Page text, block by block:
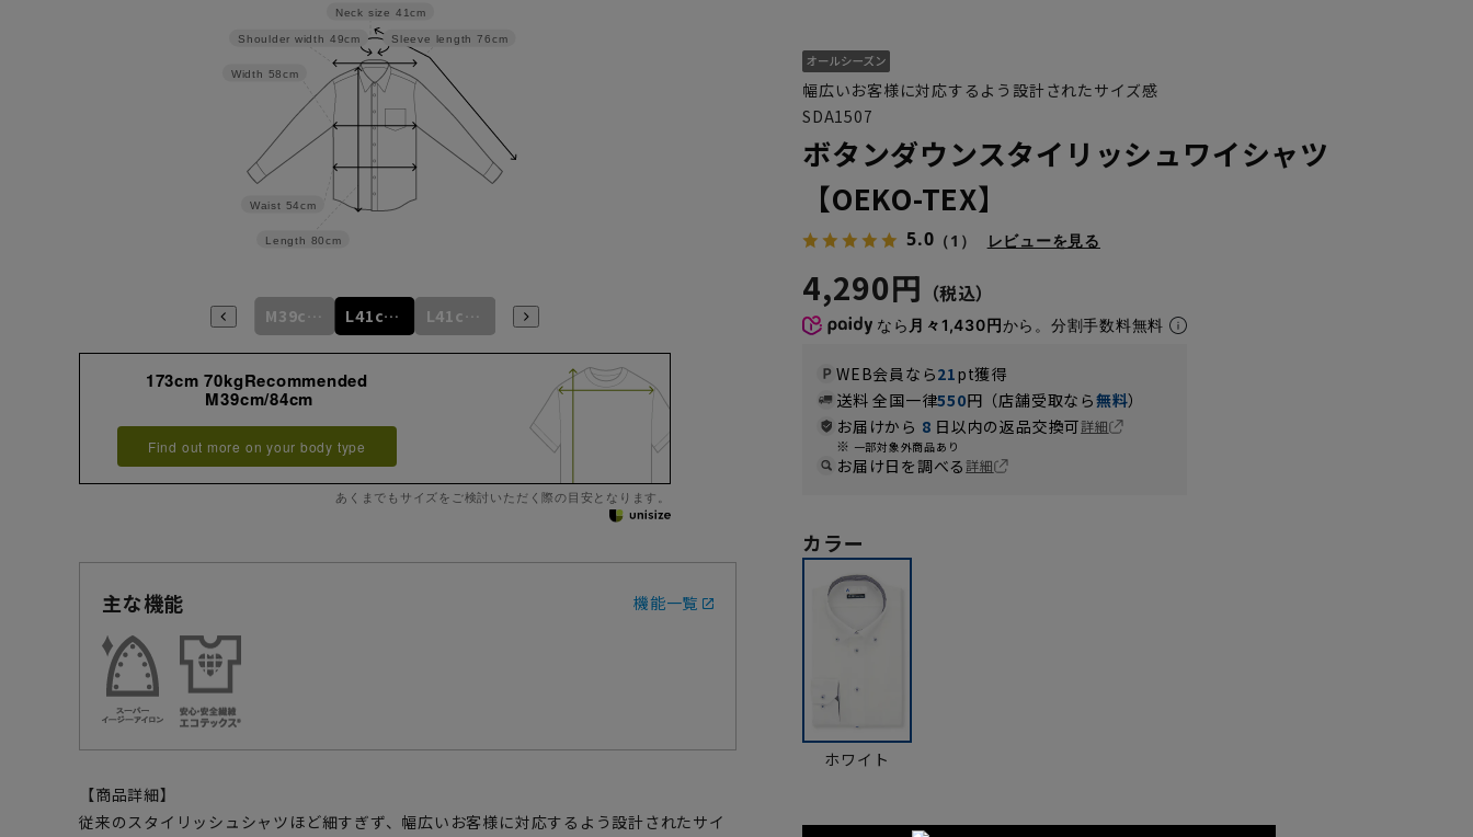
Sleeve length 76cm
Neck size 41cm
Length 80cm
Waist 54cm
Width 58cm
Shoulder width 49cm
M39cm/84cm L41cm/76cm L41cm/78cm LL43cm/82cm LL43cm/86cm 3L45cm/84cm
173cm 70kgRecommended
M39cm/84cm
Find out more on your body type
あくまでもサイズをご検討いただく際の目安となります。
主な機能 機能一覧
【商品詳細】
従来のスタイリッシュシャツほど細すぎず、幅広いお客様に対応するよう設計されたサイ
幅広いお客様に対応するよう設計されたサイズ感
SDA1507
ボタンダウンスタイリッシュワイシャツ
【OEKO-TEX】
5.0 （1） レビューを見る
4,290円
なら 月々1,430円から。分割手数料無料
WEB会員なら21pt獲得
送料 全国一律550円（店舗受取なら無料）
お届けから 8 日以内の返品交換可詳細
一部対象外商品あり
お届け日を調べる詳細
カラー
ホワイト